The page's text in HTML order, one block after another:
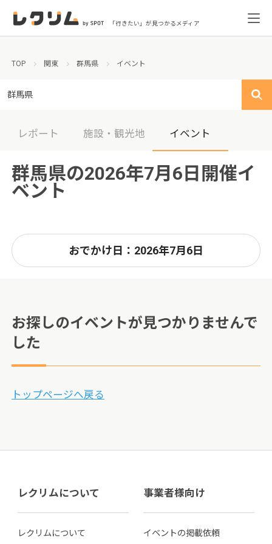
「行きたい」が見つかるメディア
TOP 関東 群馬県 イベント
群馬県
レポート 施設・観光地 イベント
群馬県の2026年7月6日開催イ
ベント
おでかけ日：2026年7月6日
お探しのイベントが見つかりませんで
した
トップページへ戻る
レクリムについて
レクリムについて
事業者様向け
イベントの掲載依頼